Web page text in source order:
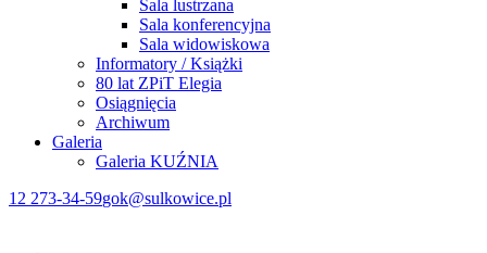
Sala lustrzana
Sala konferencyjna
Sala widowiskowa
Informatory / Książki
80 lat ZPiT Elegia
Osiągnięcia
Archiwum
Galeria
Galeria KUŹNIA
12 273-34-59gok@sulkowice.pl